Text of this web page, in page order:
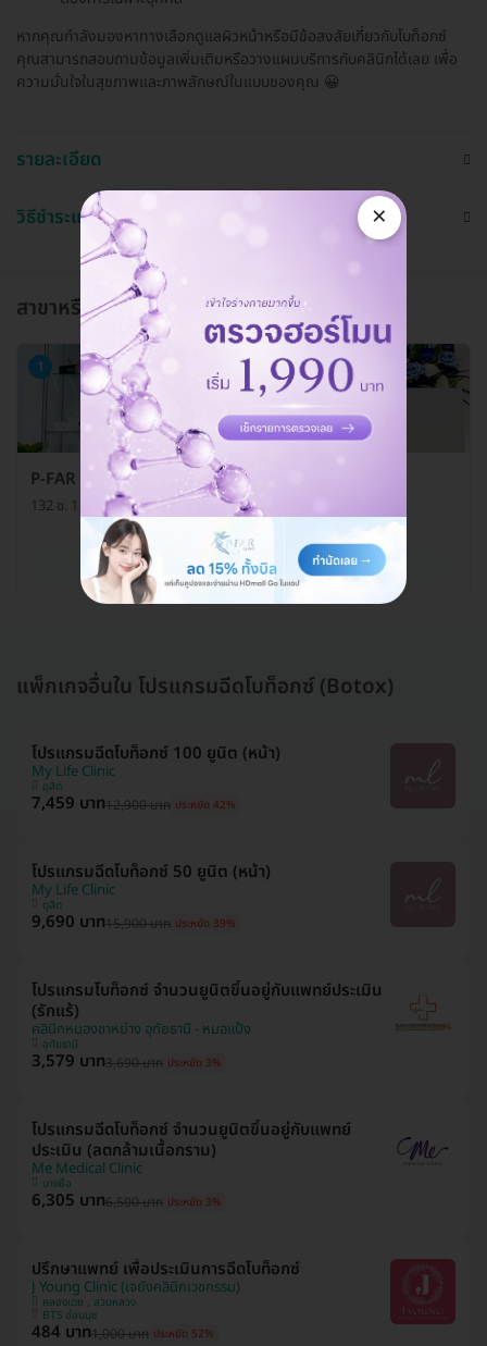
หากคุณกำลังมองหาทางเลือกดูแลผิวหน้าหรือมีข้อสงสัยเกี่ยวกับโบท็อกซ์
คุณสามารถสอบถามข้อมูลเพิ่มเติมหรือวางแผนบริการกับคลินิกได้เลย เพื่อ
ความมั่นใจในสุขภาพและภาพลักษณ์ในแบบของคุณ 😀
รายละเอียด
วิธีชำระและใช้งาน
สาขาหรือแผนกที่ให้บริการ
1
P-FAR Clinic (พีฟาร์ คลินิกเวชกรรม)
132 ซ. 1 แขวงบางมด เขตทุ่งครุ กรุงเทพมหานคร 10140
ดูรายละเอียด
แพ็กเกจอื่นใน โปรแกรมฉีดโบท็อกซ์ (Botox)
โปรแกรมฉีดโบท็อกซ์ 100 ยูนิต (หน้า)
My Life Clinic
ดุสิต
7,459 บาท12,900 บาท ประหยัด 42%
โปรแกรมฉีดโบท็อกซ์ 50 ยูนิต (หน้า)
My Life Clinic
ดุสิต
9,690 บาท15,900 บาท ประหยัด 39%
โปรแกรมโบท็อกซ์ จำนวนยูนิตขึ้นอยู่กับแพทย์ประเมิน
(รักแร้)
คลินิกหนองขาหย่าง อุทัยธานี - หมอแป้ง
อุทัยธานี
3,579 บาท3,690 บาท ประหยัด 3%
โปรแกรมฉีดโบท็อกซ์ จำนวนยูนิตขึ้นอยู่กับแพทย์
ประเมิน (ลดกล้ามเนื้อกราม)
Me Medical Clinic
บางซื่อ
6,305 บาท6,500 บาท ประหยัด 3%
ปรึกษาแพทย์ เพื่อประเมินการฉีดโบท็อกซ์
J Young Clinic (เจยังคลินิกเวชกรรม)
คลองเตย , สวนหลวง
BTS อ่อนนุช
484 บาท1,000 บาท ประหยัด 52%
×